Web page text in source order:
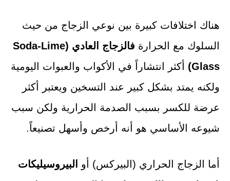
هناك اختلافات كبيرة بين نوعي الزجاج من حيث
السلوك مع الحرارة
فالزجاج العادي (Soda‑Lime
Glass)
أكثر انتشاراً في الأكواب والعبوات اليومية
ولكنه يمتد بشكل كبير عند التسخين ويعتبر أكثر
عرضة للكسر بسبب الصدمة الحرارية ولكن سبب
شيوعه الأساسي هو أنه أرخص وأسهل تصنيعاً.
أما الزجاج الحراري (البيركس) أو
البيروسيليكات